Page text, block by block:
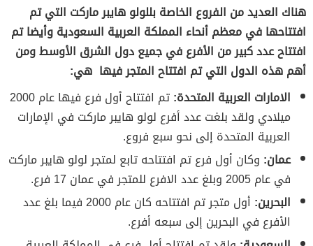
هناك العديد من الفروع الخاصة بللولو هايبر ماركت التي تم
افتتاحها في معظم أنحاء المملكة العربية السعودية وأيضا تم
افتتاح عدد كبير من الأفرع في جميع دول الشرق الأوسط ومن
أهم هذه الدول التي تم افتتاح المتجر فيها هي:
الامارات العربية المتحدة:
تم افتتاح أول فرع فيها عام 2000
ميلادي ولقد بلغت عدد أفرع لولو هايبر ماركت في الإمارات
العربية المتحدة إلى نحو سبع فروع.
عمان: وكان أول فرع تم افتتاحه تابع لمتجر لولو هايبر ماركت
في عام 2005 وبلغ عدد الافرع للمتجر في عمان 17 فرع.
البحرين:
أول متجر تم افتتاحه كان عام 2000 فيما بلغ عدد
الأفرع في البحرين إلى سبعه أفرع.